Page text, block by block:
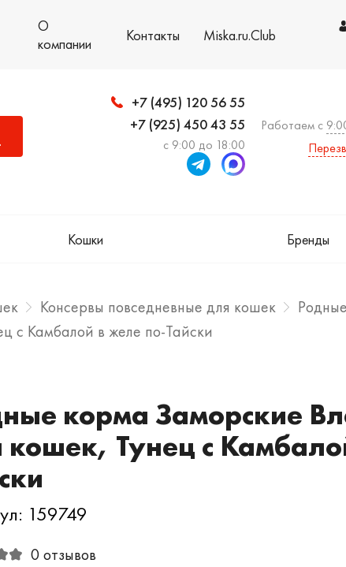
О
компании
Контакты Miska.ru.Club
+7 (495) 120 56 55
+7 (925) 450 43 55
с 9:00 до 18:00
Работаем с
Кошки Бренды
Консервы повседневные для кошек
с Камбалой в желе по-Тайски
корма Заморские
кошек, Тунец с
159749
0 отзывов